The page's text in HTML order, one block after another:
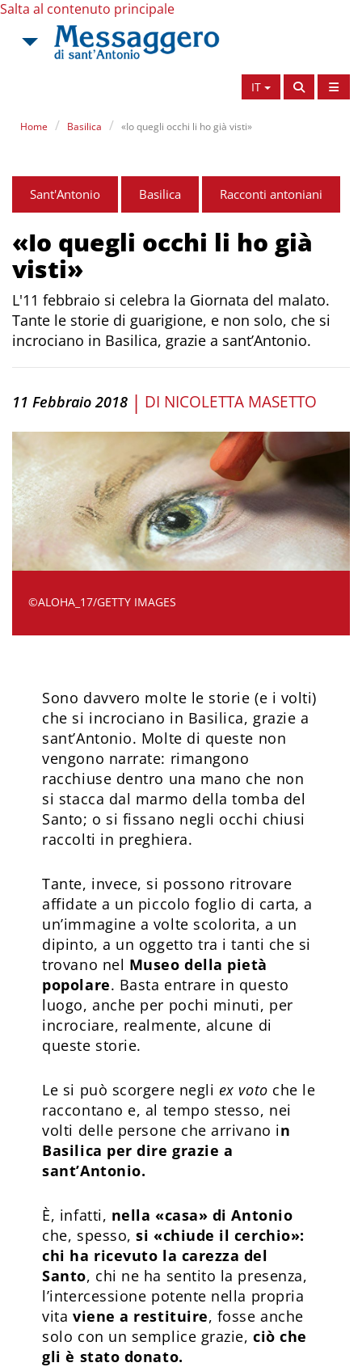
Salta al contenuto principale
IT
Home Basilica «Io quegli occhi li ho già visti»
Sant'Antonio Basilica Racconti antoniani
«Io quegli occhi li ho già
visti»
L'11 febbraio si celebra la Giornata del malato.
Tante le storie di guarigione, e non solo, che si
incrociano in Basilica, grazie a sant’Antonio.
11 Febbraio 2018 | DI NICOLETTA MASETTO
©ALOHA_17/GETTY IMAGES
Sono davvero molte le storie (e i volti)
che si incrociano in Basilica, grazie a
sant’Antonio. Molte di queste non
vengono narrate: rimangono
racchiuse dentro una mano che non
si stacca dal marmo della tomba del
Santo; o si fissano negli occhi chiusi
raccolti in preghiera.
Tante, invece, si possono ritrovare
affidate a un piccolo foglio di carta, a
un’immagine a volte scolorita, a un
dipinto, a un oggetto tra i tanti che si
trovano nel Museo della pietà
popolare. Basta entrare in questo
luogo, anche per pochi minuti, per
incrociare, realmente, alcune di
queste storie.
Le si può scorgere negli ex voto che le
raccontano e, al tempo stesso, nei
volti delle persone che arrivano in
Basilica per dire grazie a
sant’Antonio.
È, infatti, nella «casa» di Antonio
che, spesso, si «chiude il cerchio»:
chi ha ricevuto la carezza del
Santo, chi ne ha sentito la presenza,
l’intercessione potente nella propria
vitaviene a restituire, fosse anche
solo con un semplice grazie, ciò che
gli è stato donato.